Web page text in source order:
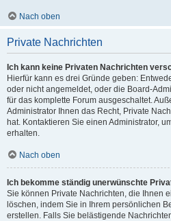
Nach oben
Private Nachrichten
Ich kann keine Privaten Nachrichten
Hierfür kann es drei Gründe geben:
oder nicht angemeldet, oder die Board-
für das komplette Forum ausgeschaltet.
Administrator Ihnen das Recht, Private
hat. Kontaktieren Sie einen Administrator,
erhalten.
Nach oben
Ich bekomme ständig unerwünschte
Sie können Private Nachrichten, die Ihnen
löschen, indem Sie in Ihrem persönlichen
erstellen. Falls Sie belästigende